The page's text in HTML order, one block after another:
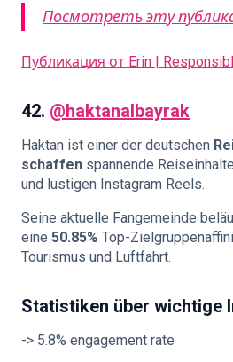
Посмотреть эту
Публикация от Erin |
42. @haktanalbayrak
Haktan ist einer der deutschen
schaffen spannende
und lustigen Instagram Reels.
Seine aktuelle Fangemeinde
eine 50.85% Top-
Tourismus und Luftfahrt.
Statistiken über wichtige
-> 5.8% engagement rate